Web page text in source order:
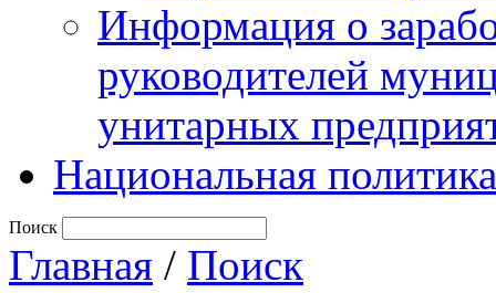
Информация о
руководителей
унитарных
Национальная политика
Поиск
Главная / Поиск